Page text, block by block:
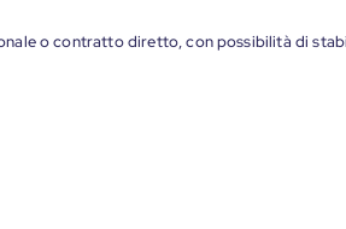
o contratto diretto, con possibilità di